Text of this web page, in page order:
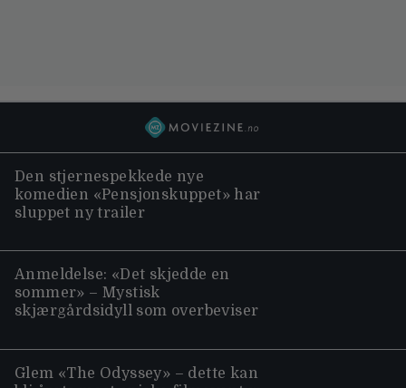
Den stjernespekkede nye
komedien «Pensjonskuppet» har
sluppet ny trailer
Anmeldelse: «Det skjedde en
sommer» – Mystisk
skjærgårdsidyll som overbeviser
Glem «The Odyssey» – dette kan